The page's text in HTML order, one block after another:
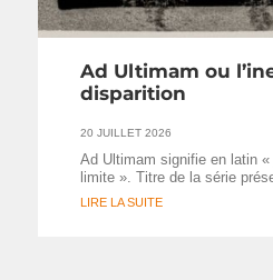
Ad Ultimam ou
disparition
20 JUILLET 2026
Ad Ultimam signifie en latin «
limite ». Titre de la série
LIRE LA SUITE